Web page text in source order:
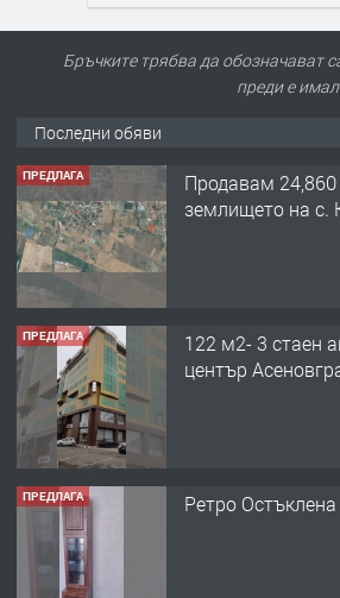
Бръчките трябва да обозначават
преди е
Последни обяви
ПРЕДЛАГА
Продавам
землището на с.
ПРЕДЛАГА
122 м2- 3 стаен
център
ПРЕДЛАГА Ретро